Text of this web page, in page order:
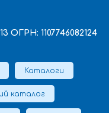
1107746082124
Каталоги
каталог